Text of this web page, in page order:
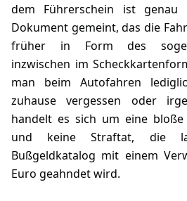
dem Führerschein ist genau
Dokument gemeint, das die
früher in Form des
inzwischen im
man beim Autofahren
zuhause vergessen oder
handelt es sich um eine bloße
und keine Straftat, die
Bußgeldkatalog mit einem
Euro geahndet wird.